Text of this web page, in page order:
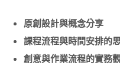
原創設計與概念分享
課程流程與時間安排的
創意與作業流程的實務